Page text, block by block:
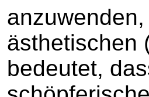
ästhetischen
bedeutet,